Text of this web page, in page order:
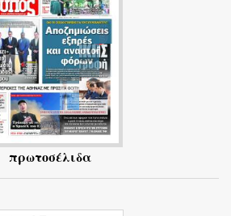
πρωτοσέλιδα